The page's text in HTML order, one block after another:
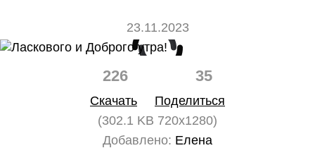
23.11.2023
226 35
Скачать
Поделиться
(302.1 KB 720x1280)
Добавлено: Елена